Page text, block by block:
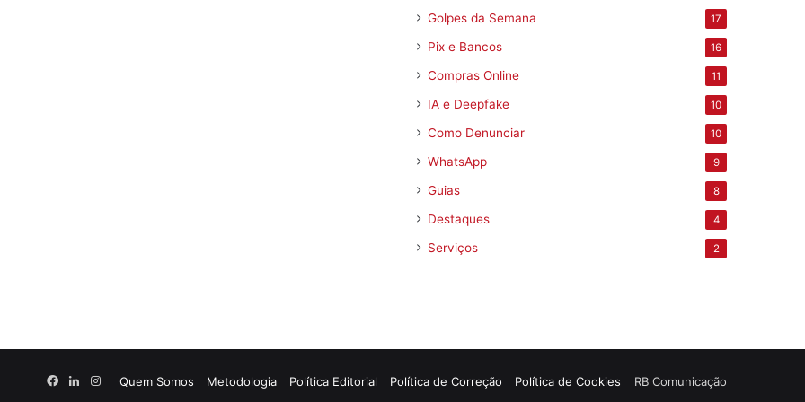
Golpes da Semana 17
Pix e Bancos 16
Compras Online 11
IA e Deepfake 10
Como Denunciar 10
WhatsApp 9
Guias 8
Destaques 4
Serviços 2
RB Comunicação
Quem Somos Metodologia Política Editorial Política de Correção Política de Cookies
Facebook
LinkedinInstagram